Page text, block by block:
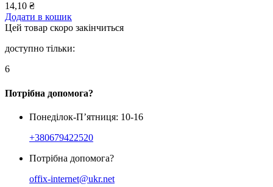
14,10 ₴
Додати в кошик
Цей товар скоро закінчиться
доступно тільки:
6
Потрібна допомога?
Понеділок-П’ятниця: 10-16
+380679422520
Потрібна допомога?
offix-internet@ukr.net